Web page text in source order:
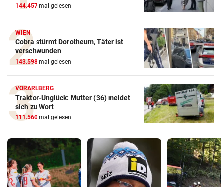
144.457 mal gelesen
WIEN
Cobra stürmt Dorotheum, Täter ist
verschwunden
143.598 mal gelesen
VORARLBERG
Traktor-Unglück: Mutter (36) meldet
sich zu Wort
111.560 mal gelesen